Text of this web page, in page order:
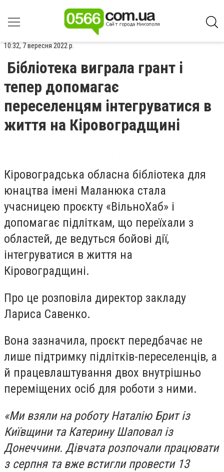
10:32, 7 вересня 2022 р.
Бібліотека виграла грант і
тепер допомагає
переселенцям інтегруватися в
життя на Кіровоградщині
Кіровоградська обласна бібліотека для
юнацтва імені Маланюка стала
учасницею проєкту «ВільноХаб» і
допомагає підліткам, що переїхали з
областей, де ведуться бойові дії,
інтегруватися в життя на
Кіровоградщині.
Про це розповіла директор закладу
Лариса Савенко.
Вона зазначила, проєкт передбачає не
лише підтримку підлітків-переселенців, а
й працевлаштування двох внутрішньо
переміщених осіб для роботи з ними.
«Ми взяли на роботу Наталію Брит із
Київщини та Катерину Шаповал із
Донеччини. Дівчата розпочали працювати
з серпня та вже встигли провести 13